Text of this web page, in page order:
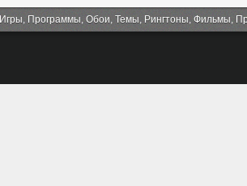
Программы, Обои, Темы, Рингтоны, Фильмы,